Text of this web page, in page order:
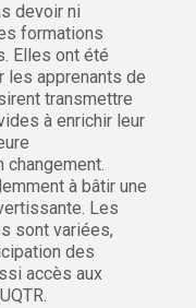
devoir ni
formations
Elles ont été
les apprenants de
transmettre
à enrichir leur
changement.
à bâtir une
Les
sont variées,
des
accès aux